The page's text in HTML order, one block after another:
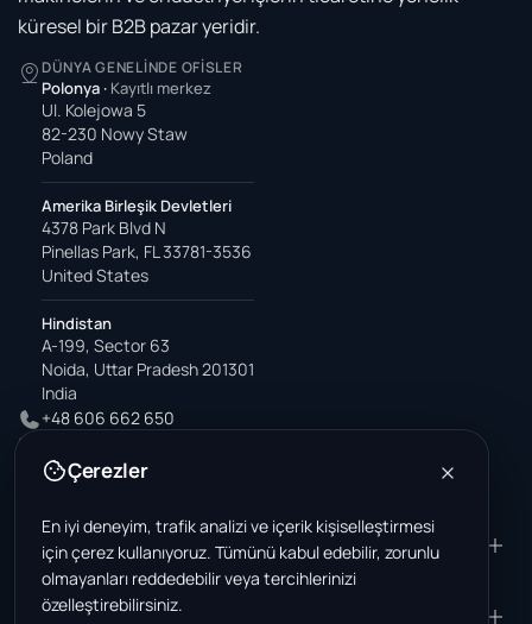
küresel bir B2B pazar yeridir.
DÜNYA GENELINDE OFISLER
Polonya · Kayıtlı merkez
Ul. Kolejowa 5
82-230 Nowy Staw
Poland
Amerika Birleşik Devletleri
4378 Park Blvd N
Pinellas Park, FL 33781-3536
United States
Hindistan
A-199, Sector 63
Noida, Uttar Pradesh 201301
India
+48 606 662 650
office@wastemarkt.com
ÜRÜN
Pazar yeri
Malzemeler - satış
RESOURCES
Supplier Academy
ŞIRKET
Çerezler
En iyi deneyim, trafik analizi ve içerik kişiselleştirmesi
için çerez kullanıyoruz. Tümünü kabul edebilir, zorunlu
olmayanları reddedebilir veya tercihlerinizi
özelleştirebilirsiniz.